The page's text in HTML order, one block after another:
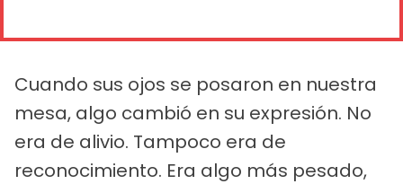
Cuando sus ojos se posaron en nuestra
mesa, algo cambió en su expresión. No
era de alivio. Tampoco era de
reconocimiento. Era algo más pesado,